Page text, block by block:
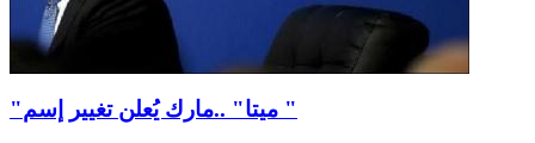
"ميتا" ..مارك يُعلن تغيير إسم "